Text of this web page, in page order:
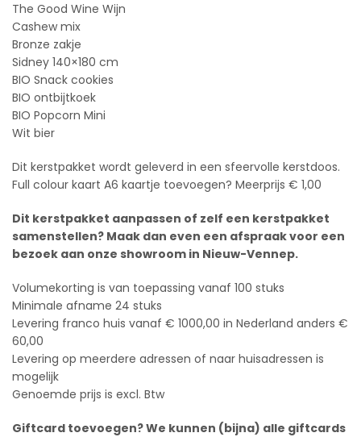
The Good Wine Wijn
Cashew mix
Bronze zakje
Sidney 140×180 cm
BIO Snack cookies
BIO ontbijtkoek
BIO Popcorn Mini
Wit bier
Dit kerstpakket wordt geleverd in een sfeervolle kerstdoos.
Full colour kaart A6 kaartje toevoegen? Meerprijs € 1,00
Dit kerstpakket aanpassen of zelf een kerstpakket
samenstellen? Maak dan even een afspraak voor een
bezoek aan onze showroom in Nieuw-Vennep.
Volumekorting is van toepassing vanaf 100 stuks
Minimale afname 24 stuks
Levering franco huis vanaf € 1000,00 in Nederland anders €
60,00
Levering op meerdere adressen of naar huisadressen is
mogelijk
Genoemde prijs is excl. Btw
Giftcard toevoegen? We kunnen (bijna) alle giftcards